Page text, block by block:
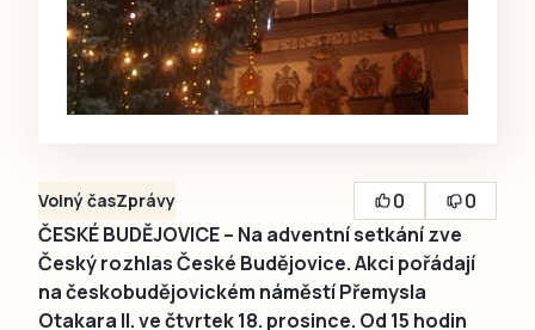
Volný časZprávy 0
0
ČESKÉ BUDĚJOVICE – Na adventní setkání zve
Český rozhlas České Budějovice. Akci pořádají
na českobudějovickém náměstí Přemysla
Otakara II. ve čtvrtek 18. prosince. Od 15 hodin